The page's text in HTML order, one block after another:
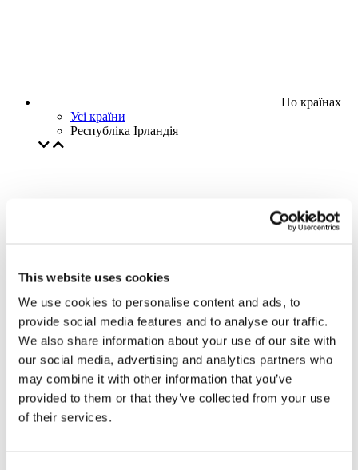
This website uses cookies
We use cookies to personalise content and ads, to
provide social media features and to analyse our traffic.
We also share information about your use of our site with
our social media, advertising and analytics partners who
may combine it with other information that you’ve
provided to them or that they’ve collected from your use
of their services.
По країнах
Усі країни
Республіка Ірландія